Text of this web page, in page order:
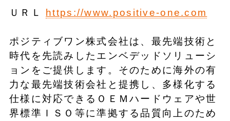
ＵＲＬ https://www.positive-one.com
ポジティブワン株式会社は、最先端技術と
時代を先読みしたエンベデッドソリューシ
ョンをご提供します。そのために海外の有
力な最先端技術会社と提携し、多様化する
仕様に対応できるＯＥＭハードウェアや世
界標準ＩＳＯ等に準拠する品質向上のため